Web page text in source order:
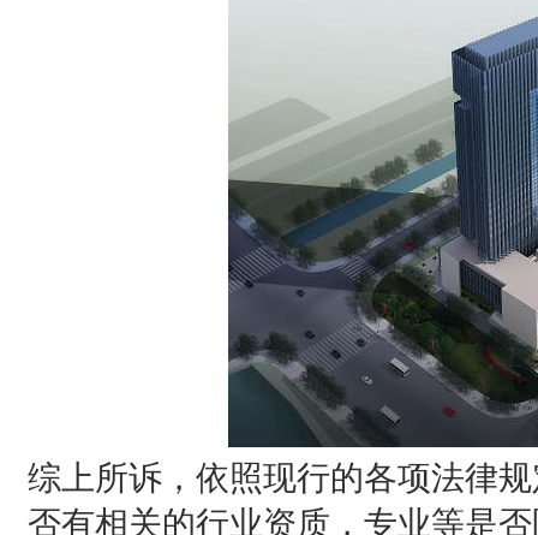
综上所诉，依照现行的各项法律
否有相关的行业资质，专业等是